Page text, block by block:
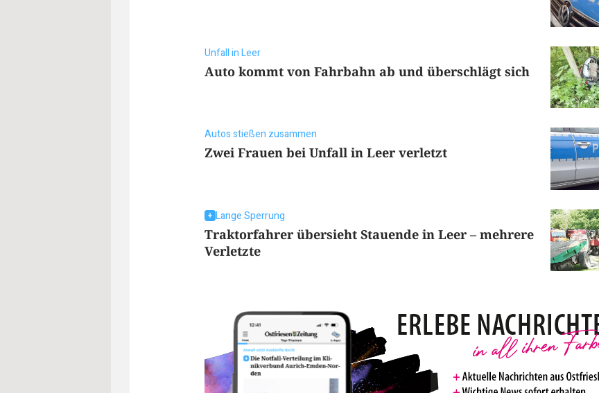
Unfall in Leer
Auto kommt von Fahrbahn ab und überschlägt sich
Autos stießen zusammen
Zwei Frauen bei Unfall in Leer verletzt
Lange Sperrung
Traktorfahrer übersieht Stauende in Leer – mehrere
Verletzte